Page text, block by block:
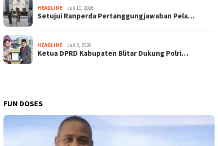
HEADLINE Juli 10, 2026
Setujui Ranperda Pertanggungjawaban Pela…
HEADLINE Juli 2, 2026
Ketua DPRD Kabupaten Blitar Dukung Polri…
FUN DOSES